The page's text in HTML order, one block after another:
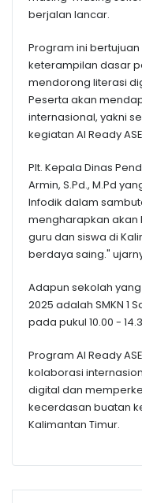
berjalan lancar.
Program ini
keterampilan dasar
mendorong literasi
Peserta akan
internasional, yakni
kegiatan AI Ready
Plt. Kepala Dinas
Armin, S.Pd., M.Pd
Infodik dalam
mengharapkan akan
guru dan siswa di
berdaya saing."
Adapun sekolah
2025 adalah SMKN 1
pada pukul 10.00 -
Program AI Ready
kolaborasi
digital dan
kecerdasan buatan
Kalimantan Timur.